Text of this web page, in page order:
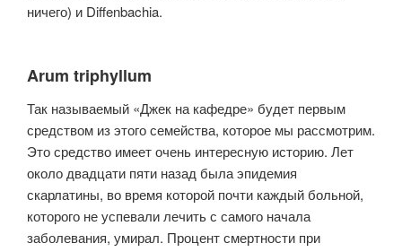
ничего) и Diffenbachia.
Arum triphyllum
Так называемый «Джек на кафедре» будет первым
средством из этого семейства, которое мы рассмотрим.
Это средство имеет очень интересную историю. Лет
около двадцати пяти назад была эпидемия
скарлатины, во время которой почти каждый больной,
которого не успевали лечить с самого начала
заболевания, умирал. Процент смертности при